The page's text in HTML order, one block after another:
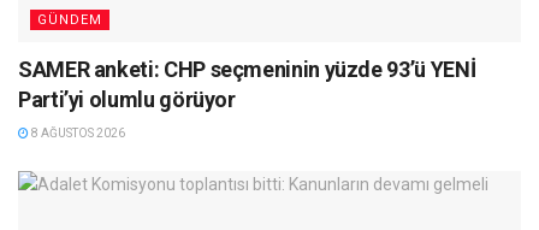
GÜNDEM
SAMER anketi: CHP seçmeninin yüzde 93’ü YENİ
Parti’yi olumlu görüyor
8 AĞUSTOS 2026